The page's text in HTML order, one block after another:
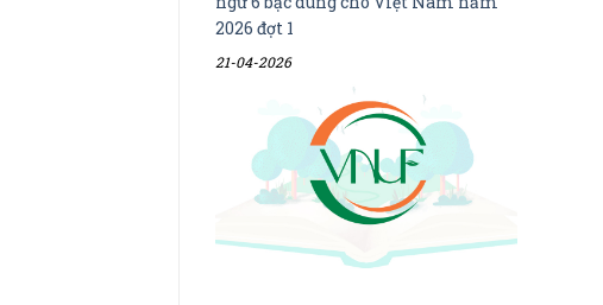
2026 đợt 1
21-04-2026